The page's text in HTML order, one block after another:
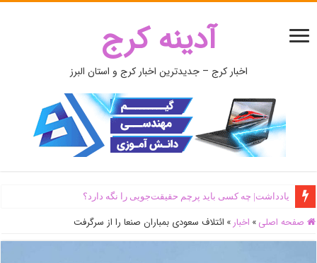
آدینه کرج
اخبار کرج – جدیدترین اخبار کرج و استان البرز
یادداشت| ‌چه کسی باید پرچم حقیقت‌جویی را نگه دارد؟
صفحه اصلی » اخبار » ائتلاف سعودی بمباران صنعا را از سرگرفت